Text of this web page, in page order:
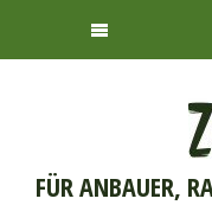
FÜR ANBAUER,